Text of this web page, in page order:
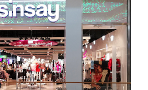
(k/m)
Złotów